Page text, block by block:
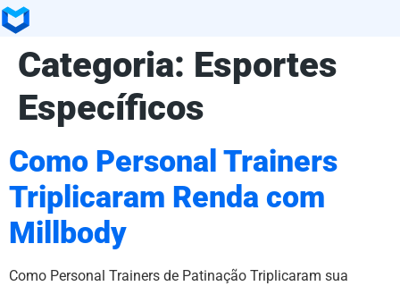
Categoria: Esportes
Específicos
Como Personal Trainers
Triplicaram Renda com
Millbody
Como Personal Trainers de Patinação Triplicaram sua